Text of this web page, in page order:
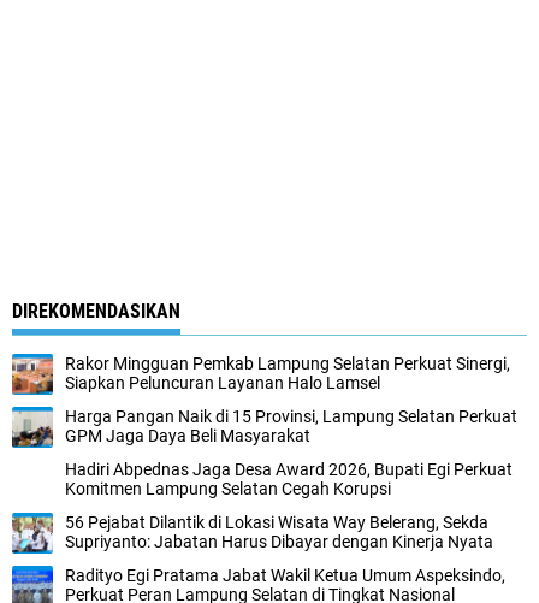
DIREKOMENDASIKAN
Rakor Mingguan Pemkab Lampung Selatan Perkuat Sinergi,
Siapkan Peluncuran Layanan Halo Lamsel
Harga Pangan Naik di 15 Provinsi, Lampung Selatan Perkuat
GPM Jaga Daya Beli Masyarakat
Hadiri Abpednas Jaga Desa Award 2026, Bupati Egi Perkuat
Komitmen Lampung Selatan Cegah Korupsi
56 Pejabat Dilantik di Lokasi Wisata Way Belerang, Sekda
Supriyanto: Jabatan Harus Dibayar dengan Kinerja Nyata
Radityo Egi Pratama Jabat Wakil Ketua Umum Aspeksindo,
Perkuat Peran Lampung Selatan di Tingkat Nasional